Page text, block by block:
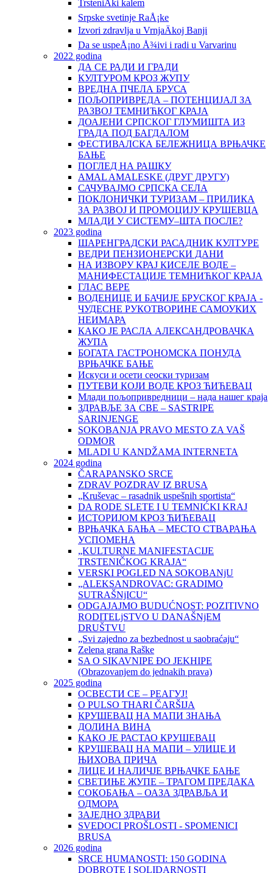
TrsteniÄki kalem
Srpske svetinje RaÅ¡ke
Izvori zdravlja u VrnjaÄkoj Banji
Da se uspeÅ¡no Å¾ivi i radi u Varvarinu
2022 godina
ДА СЕ РАДИ И ГРАДИ
КУЛТУРОМ КРОЗ ЖУПУ
ВРЕДНА ПЧЕЛА БРУСА
ПОЉОПРИВРЕДА – ПОТЕНЦИЈАЛ ЗА
РАЗВОЈ ТЕМНИЋКОГ КРАЈА
ДОАЈЕНИ СРПСКОГ ГЛУМИШТА ИЗ
ГРАДА ПОД БАГДАЛОМ
ФЕСТИВАЛСКА БЕЛЕЖНИЦА ВРЊАЧКЕ
БАЊЕ
ПОГЛЕД НА РАШКУ
AMAL AMALESKE (ДРУГ ДРУГУ)
САЧУВАЈМО СРПСКА СЕЛА
ПОКЛОНИЧКИ ТУРИЗАМ – ПРИЛИКА
ЗА РАЗВОЈ И ПРОМОЦИЈУ КРУШЕВЦА
МЛАДИ У СИСТЕМУ–ШТА ПОСЛЕ?
2023 godina
ШАРЕНГРАДСКИ РАСАДНИК КУЛТУРЕ
ВЕДРИ ПЕНЗИОНЕРСКИ ДАНИ
НА ИЗВОРУ КРАЈ КИСЕЛЕ ВОДЕ –
МАНИФЕСТАЦИЈЕ ТЕМНИЋКОГ КРАЈА
ГЛАС ВЕРЕ
ВОДЕНИЦЕ И БАЧИЈЕ БРУСКОГ КРАЈА -
ЧУДЕСНЕ РУКОТВОРИНЕ САМОУКИХ
НЕИМАРА
КАКО ЈЕ РАСЛА АЛЕКСАНДРОВАЧКА
ЖУПА
БОГАТА ГАСТРОНОМСКА ПОНУДА
ВРЊАЧКЕ БАЊЕ
Искуси и осети сеоски туризам
ПУТЕВИ КОЈИ ВОДЕ КРОЗ ЋИЋЕВАЦ
Млади пољопривредници – нада нашег краја
ЗДРАВЉЕ ЗА СВЕ – SASTRIPE
SARINJENGE
SOKOBANJA PRAVO MESTO ZA VAŠ
ODMOR
MLADI U KANDŽAMA INTERNETA
2024 godina
ČARAPANSKO SRCE
ZDRAV POZDRAV IZ BRUSA
„Kruševac – rasadnik uspešnih sportista“
DA RODE SLETE I U TEMNIĆKI KRAJ
ИСТОРИЈОМ КРОЗ ЋИЋЕВАЦ
ВРЊАЧКА БАЊА – МЕСТО СТВАРАЊА
УСПОМЕНА
„KULTURNE MANIFESTACIJE
TRSTENIČKOG KRAJA“
VERSKI POGLED NA SOKOBANjU
„ALEKSANDROVAC: GRADIMO
SUTRAŠNjICU“
ODGAJAJMO BUDUĆNOST: POZITIVNO
RODITELjSTVO U DANAŠNjEM
DRUŠTVU
„Svi zajedno za bezbednost u saobraćaju“
Zelena grana Raške
SA O SIKAVNIPE ĐO JEKHIPE
(Obrazovanjem do jednakih prava)
2025 godina
ОСВЕСТИ СЕ – РЕАГУЈ!
O PULSO THARI ČARŠIJA
КРУШЕВАЦ НА МАПИ ЗНАЊА
ДОЛИНА ВИНА
КАКО ЈЕ РАСТАО КРУШЕВАЦ
КРУШЕВАЦ НА МАПИ – УЛИЦЕ И
ЊИХОВА ПРИЧА
ЛИЦЕ И НАЛИЧЈЕ ВРЊАЧКЕ БАЊЕ
СВЕТИЊЕ ЖУПЕ – ТРАГОМ ПРЕДАКА
СОКОБАЊА – ОАЗА ЗДРАВЉА И
ОДМОРА
ЗАЈЕДНО ЗДРАВИ
SVEDOCI PROŠLOSTI - SPOMENICI
BRUSA
2026 godina
SRCE HUMANOSTI: 150 GODINA
DOBROTE I SOLIDARNOSTI